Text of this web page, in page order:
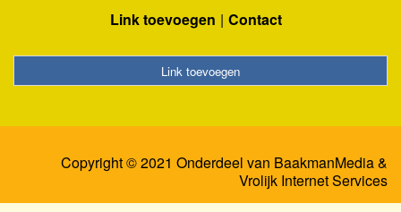
Link toevoegen Contact
Link toevoegen
Copyright © 2021 Onderdeel van BaakmanMedia&
Vrolijk Internet Services